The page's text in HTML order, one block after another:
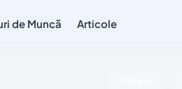
de Muncă Articole